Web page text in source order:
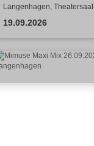
A Tribute to
Swedes
Langenhagen,
19.09.2026